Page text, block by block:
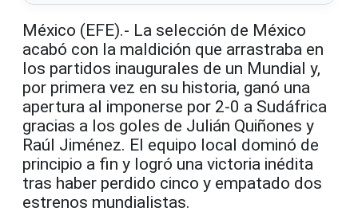
México (EFE).- La selección de México
acabó con la maldición que arrastraba en
los partidos inaugurales de un Mundial y,
por primera vez en su historia, ganó una
apertura al imponerse por 2-0 a Sudáfrica
gracias a los goles de Julián Quiñones y
Raúl Jiménez. El equipo local dominó de
principio a fin y logró una victoria inédita
tras haber perdido cinco y empatado dos
estrenos mundialistas.